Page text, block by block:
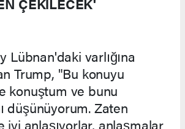
Lübnan'daki varlığına
Trump, "Bu konuyu
konuştum ve bunu
düşünüyorum. Zaten
iyi anlaşıyorlar, anlaşmalar